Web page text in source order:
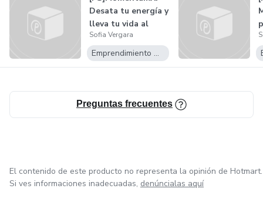
Desata tu energía y
lleva tu vida al
siguient...
Sofia Vergara
Emprendimiento Digital
Preguntas frecuentes
El contenido de este producto no representa la opinión de Hotmart.
Si ves informaciones inadecuadas, denúncialas aquí